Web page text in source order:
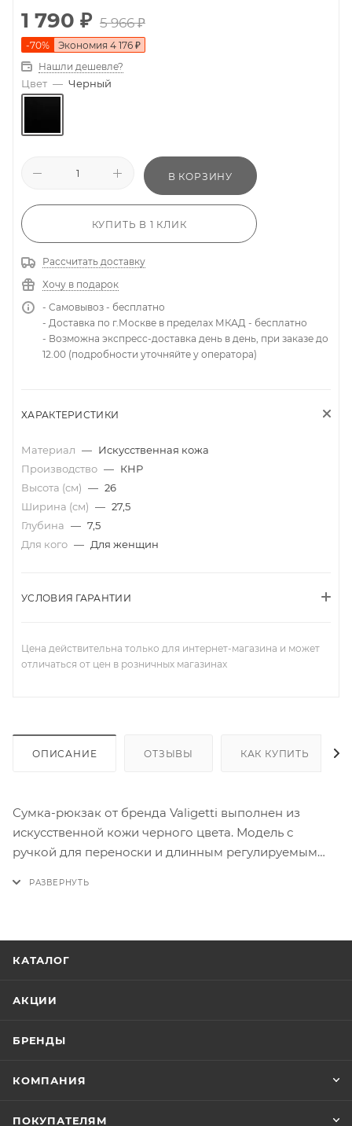
1 790 ₽ 5 966₽
-70% Экономия 4 176 ₽
Нашли дешевле?
Цвет — Черный
В КОРЗИНУ
КУПИТЬ В 1 КЛИК
Рассчитать доставку
Хочу в подарок
- Самовывоз - бесплатно
- Доставка по г.Москве в пределах МКАД - бесплатно
- Возможна экспресс-доставка день в день, при заказе до
12.00 (подробности уточняйте у оператора)
ХАРАКТЕРИСТИКИ
Материал — Искусственная кожа
Производство — КНР
Высота (см) — 26
Ширина (см) — 27,5
Глубина — 7,5
Для кого — Для женщин
УСЛОВИЯ ГАРАНТИИ
Цена действительна только для интернет-магазина и может
отличаться от цен в розничных магазинах
ОПИСАНИЕ ОТЗЫВЫ КАК КУПИТЬ
Сумка-рюкзак от бренда Valigetti выполнен из
искусственной кожи черного цвета. Модель с
ручкой для переноски и длинным регулируемым
КАТАЛОГ
АКЦИИ
БРЕНДЫ
КОМПАНИЯ
ПОКУПАТЕЛЯМ